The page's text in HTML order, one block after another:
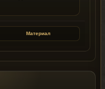
Материал